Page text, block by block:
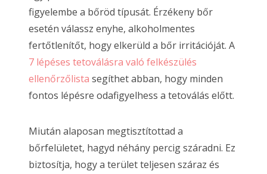
figyelembe a bőröd típusát. Érzékeny bőr
esetén válassz enyhe, alkoholmentes
fertőtlenítőt, hogy elkerüld a bőr irritációját. A
7 lépéses tetoválásra való felkészülés
ellenőrzőlista segíthet abban, hogy minden
fontos lépésre odafigyelhess a tetoválás előtt.
Miután alaposan megtisztítottad a
bőrfelületet, hagyd néhány percig száradni. Ez
biztosítja, hogy a terület teljesen száraz és